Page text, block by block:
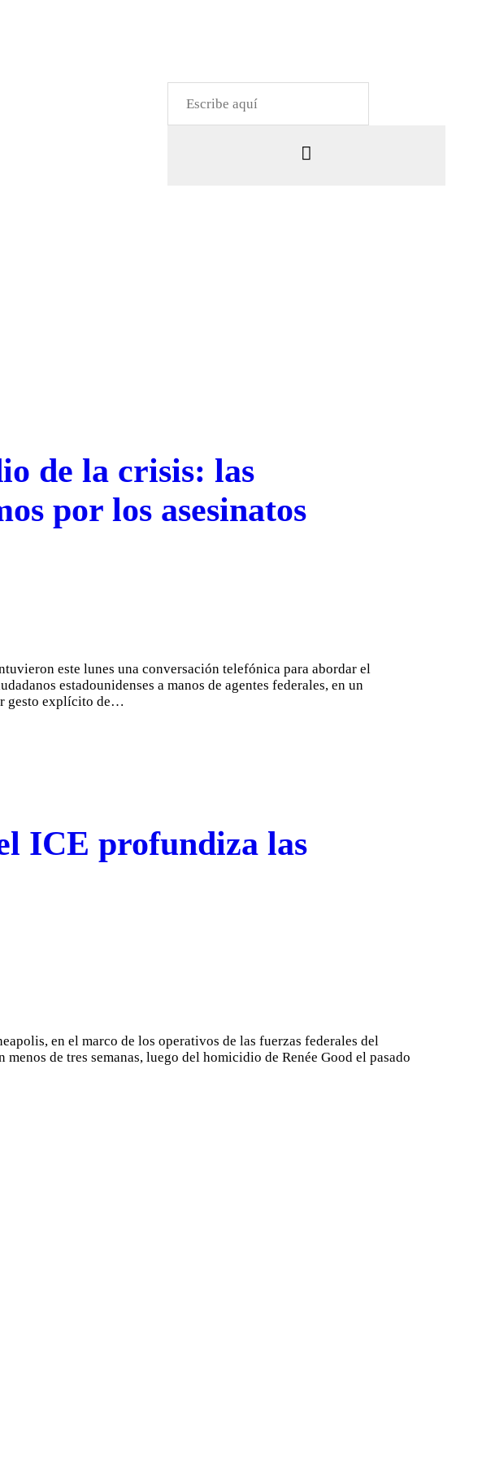
de la crisis: las
por los asesinatos
este lunes una conversación telefónica para abordar el
estadounidenses a manos de agentes federales, en un
gesto explícito de…
ICE profundiza las
en el marco de los operativos de las fuerzas federales del
de tres semanas, luego del homicidio de Renée Good el pasado